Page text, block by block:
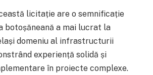
licitație are o semnificație
botoșăneană a mai lucrat la
domeniu al infrastructurii
experiență solidă și
în proiecte complexe.